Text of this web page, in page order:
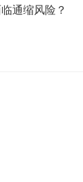
通缩风险？